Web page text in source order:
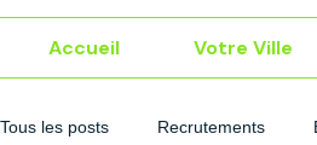
Accueil Votre Ville
Tous les posts Recrutements